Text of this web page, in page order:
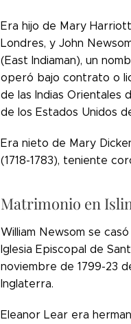
Era hijo de Mary
Londres, y John
(East Indiaman), un
operó bajo contrato o
de las Indias Orientales
de los Estados Unidos
Era nieto de Mary
(1718-1783), teniente
Matrimonio en
William Newsom se
Iglesia Episcopal de
noviembre de 1799-23
Inglaterra.
Eleanor Lear era